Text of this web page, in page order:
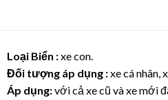
Loại Biển :xe con.
Đối tượng áp dụng :xe cá nhân,
Áp dụng:với cả xe cũ và xe mới